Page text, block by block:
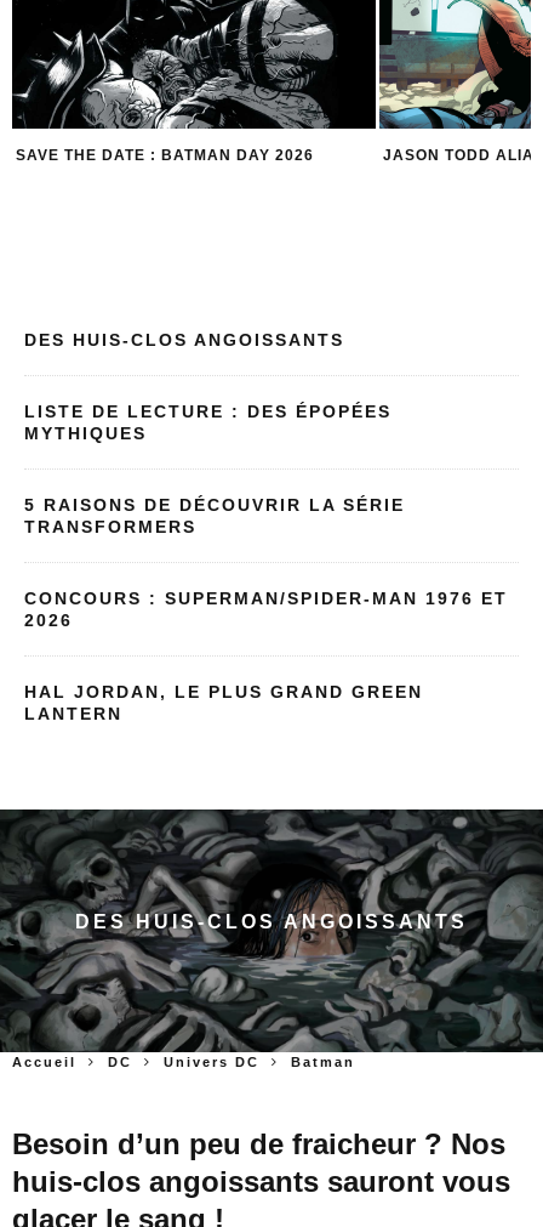
JASON TODD ALIAS RED HOOD 5 ROBIN POUR 5
DES HUIS-CLOS ANGOISSANTS
LISTE DE LECTURE : DES ÉPOPÉES
MYTHIQUES
5 RAISONS DE DÉCOUVRIR LA SÉRIE
TRANSFORMERS
CONCOURS : SUPERMAN/SPIDER-MAN 1976 ET
2026
HAL JORDAN, LE PLUS GRAND GREEN
LANTERN
DES HUIS-CLOS ANGOISSANTS
Accueil DC Univers DC Batman
Besoin d’un peu de fraicheur ? Nos
huis-clos angoissants sauront vous
glacer le sang !